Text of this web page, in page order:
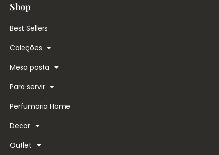
Shop
Best Sellers
Coleções
Mesa posta
Para servir
Perfumaria Home
Decor
Outlet